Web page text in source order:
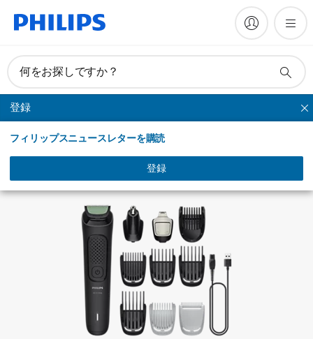
何をお探しですか？
登録
フィリップスニュースレターを購読
登録
マルチグルーミングキット
マニュアルとドキュメント